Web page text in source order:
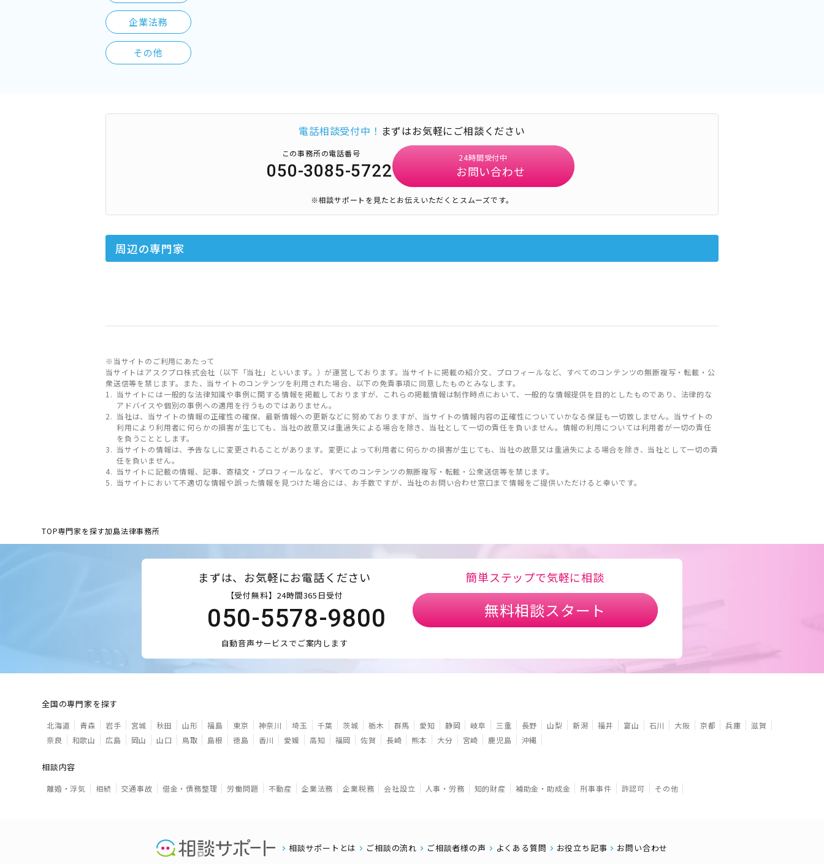
企業法務
その他
電話相談受付中！ まずはお気軽にご相談ください
この事務所の電話番号
050-3085-5722
24時間受付中
お問い合わせ
※相談サポートを見たとお伝えいただくとスムーズです。
周辺の専門家
※当サイトのご利用にあたって
当サイトはアスクプロ株式会社（以下「当社」といいます。）が運営しております。当サイトに掲載の紹介文、プロフィールなど、すべてのコンテンツの無断複写・転載・公
衆送信等を禁じます。また、当サイトのコンテンツを利用された場合、以下の免責事項に同意したものとみなします。
当サイトには一般的な法律知識や事例に関する情報を掲載しておりますが、これらの掲載情報は制作時点において、一般的な情報提供を目的としたものであり、法律的な
アドバイスや個別の事例への適用を行うものではありません。
当社は、当サイトの情報の正確性の確保、最新情報への更新などに努めておりますが、当サイトの情報内容の正確性についていかなる保証も一切致しません。当サイトの
利用により利用者に何らかの損害が生じても、当社の故意又は重過失による場合を除き、当社として一切の責任を負いません。情報の利用については利用者が一切の責任
を負うこととします。
当サイトの情報は、予告なしに変更されることがあります。変更によって利用者に何らかの損害が生じても、当社の故意又は重過失による場合を除き、当社として一切の責
任を負いません。
当サイトに記載の情報、記事、寄稿文・プロフィールなど、すべてのコンテンツの無断複写・転載・公衆送信等を禁じます。
当サイトにおいて不適切な情報や誤った情報を見つけた場合には、お手数ですが、当社のお問い合わせ窓口まで情報をご提供いただけると幸いです。
TOP専門家を探す加島法律事務所
まずは、お気軽にお電話ください
【受付無料】24時間365日受付
050-5578-9800
自動音声サービスでご案内します
簡単ステップで気軽に相談
無料相談スタート
全国の専門家を探す
北海道 青森 岩手 宮城 秋田 山形 福島 東京 神奈川 埼玉 千葉 茨城 栃木 群馬 愛知 静岡 岐阜 三重 長野 山梨 新潟 福井 富山 石川 大阪 京都 兵庫
滋賀
奈良
和歌山 広島 岡山 山口 鳥取 島根 徳島 香川 愛媛 高知 福岡 佐賀 長崎 熊本 大分 宮崎 鹿児島 沖縄
相談内容
離婚・浮気 相続 交通事故 借金・債務整理 労働問題 不動産 企業法務 企業税務 会社設立 人事・労務 知的財産 補助金・助成金 刑事事件 許認可 その他
相談サポートとは ご相談の流れ ご相談者様の声 よくある質問 お役立ち記事 お問い合わせ